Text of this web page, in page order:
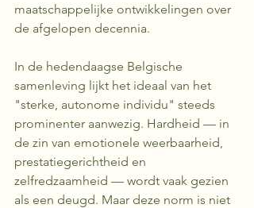
maatschappelijke ontwikkelingen over
de afgelopen decennia.
In de hedendaagse Belgische
samenleving lijkt het ideaal van het
"sterke, autonome individu" steeds
prominenter aanwezig. Hardheid — in
de zin van emotionele weerbaarheid,
prestatiegerichtheid en
zelfredzaamheid — wordt vaak gezien
als een deugd. Maar deze norm is niet